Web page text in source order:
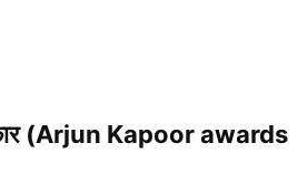
(Arjun Kapoor awards